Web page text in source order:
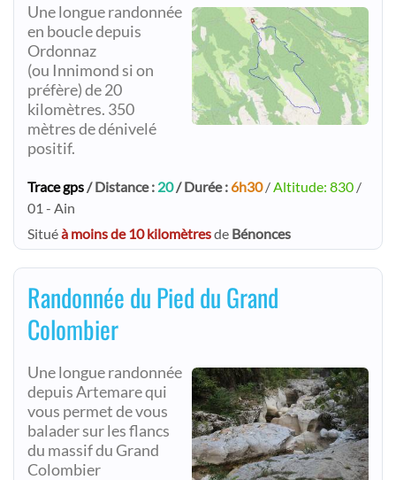
Une longue randonnée
en boucle depuis
Ordonnaz
(ou Innimond si on
préfère) de 20
kilomètres. 350
mètres de dénivelé
positif.
Trace gps/ Distance : 20/ Durée : 6h30/Altitude: 830 /
01 - Ain
Situéà moins de 10 kilomètresde Bénonces
Randonnée du Pied du Grand
Colombier
Une longue randonnée
depuis Artemare qui
vous permet de vous
balader sur les flancs
du massif du Grand
Colombier